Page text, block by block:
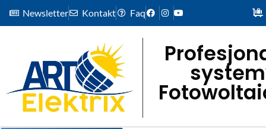
Newsletter Kontakt Faq